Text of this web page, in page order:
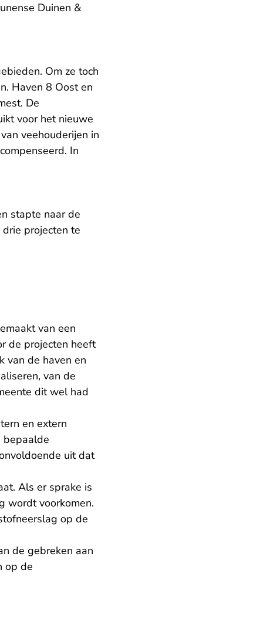
Duinen &
Om ze toch
Haven 8 Oost en
De
voor het nieuwe
veehouderijen in
In
stapte naar de
projecten te
van een
de projecten heeft
van de haven en
van de
dit wel had
en extern
bepaalde
uit dat
Als er sprake is
wordt voorkomen.
op de
de gebreken aan
op de